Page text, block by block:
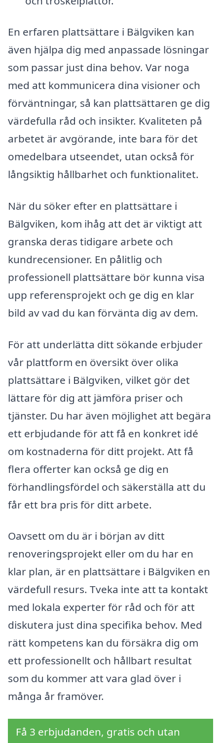
En erfaren plattsättare i Bälgviken kan
även hjälpa dig med anpassade lösningar
som passar just dina behov. Var noga
med att kommunicera dina visioner och
förväntningar, så kan plattsättaren ge dig
värdefulla råd och insikter. Kvaliteten på
arbetet är avgörande, inte bara för det
omedelbara utseendet, utan också för
långsiktig hållbarhet och funktionalitet.
När du söker efter en plattsättare i
Bälgviken, kom ihåg att det är viktigt att
granska deras tidigare arbete och
kundrecensioner. En pålitlig och
professionell plattsättare bör kunna visa
upp referensprojekt och ge dig en klar
bild av vad du kan förvänta dig av dem.
För att underlätta ditt sökande erbjuder
vår plattform en översikt över olika
plattsättare i Bälgviken, vilket gör det
lättare för dig att jämföra priser och
tjänster. Du har även möjlighet att begära
ett erbjudande för att få en konkret idé
om kostnaderna för ditt projekt. Att få
flera offerter kan också ge dig en
förhandlingsfördel och säkerställa att du
får ett bra pris för ditt arbete.
Oavsett om du är i början av ditt
renoveringsprojekt eller om du har en
klar plan, är en plattsättare i Bälgviken en
värdefull resurs. Tveka inte att ta kontakt
med lokala experter för råd och för att
diskutera just dina specifika behov. Med
rätt kompetens kan du försäkra dig om
ett professionellt och hållbart resultat
som du kommer att vara glad över i
många år framöver.
Få 3 erbjudanden, gratis och utan